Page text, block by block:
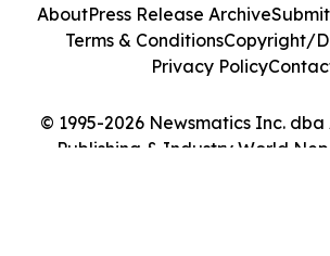
© 1995-2026 Newsmatics Inc.
Publishing & Industry World
AboutPress Release Archive
Terms & ConditionsCopyright/
Privacy Policy